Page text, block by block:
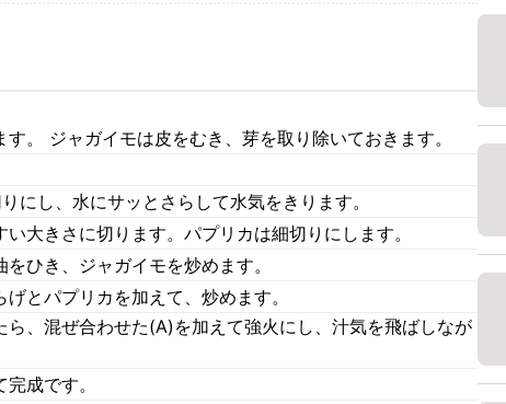
。 ジャガイモは皮をむき、芽を取り除いておきます。
にし、水にサッとさらして水気をきります。
大きさに切ります。パプリカは細切りにします。
ひき、ジャガイモを炒めます。
とパプリカを加えて、炒めます。
、混ぜ合わせた(A)を加えて強火にし、汁気を飛ばしなが
成です。